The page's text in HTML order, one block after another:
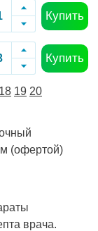
Купить
Купить
18 19 20
(офертой)
врача.